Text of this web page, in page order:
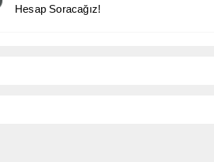
Hesap Soracağız!